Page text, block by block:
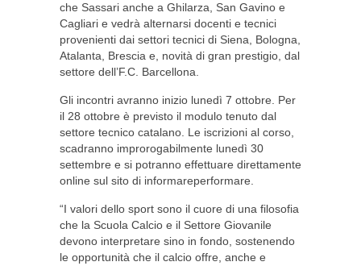
che Sassari anche a Ghilarza, San Gavino e
Cagliari e vedrà alternarsi docenti e tecnici
provenienti dai settori tecnici di Siena, Bologna,
Atalanta, Brescia e, novità di gran prestigio, dal
settore dell’F.C. Barcellona.
Gli incontri avranno inizio lunedì 7 ottobre. Per
il 28 ottobre è previsto il modulo tenuto dal
settore tecnico catalano. Le iscrizioni al corso,
scadranno improrogabilmente lunedì 30
settembre e si potranno effettuare direttamente
online sul sito di informareperformare.
“I valori dello sport sono il cuore di una filosofia
che la Scuola Calcio e il Settore Giovanile
devono interpretare sino in fondo, sostenendo
le opportunità che il calcio offre, anche e